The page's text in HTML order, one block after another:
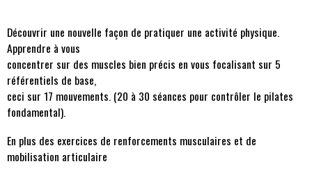
Découvrir une nouvelle façon de pratiquer une activité physique.
Apprendre à vous
concentrer sur des muscles bien précis en vous focalisant sur 5
référentiels de base,
ceci sur 17 mouvements. (20 à 30 séances pour contrôler le pilates
fondamental).
En plus des exercices de renforcements musculaires et de
mobilisation articulaire